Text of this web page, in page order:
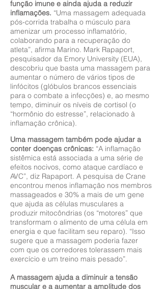
função imune e ainda ajuda a reduzir
inflamações. “Uma massagem adequada
pós-corrida trabalha o músculo para
amenizar um processo inflamatório,
colaborando para a recuperação do
atleta”, afirma Marino. Mark Rapaport,
pesquisador da Emory University (EUA),
descobriu que basta uma massagem para
aumentar o número de vários tipos de
linfócitos (glóbulos brancos essenciais
para o combate a infecções) e, ao mesmo
tempo, diminuir os níveis de cortisol (o
“hormônio do estresse”, relacionado à
inflamação crônica).
Uma massagem também pode ajudar a
conter doenças crônicas: “A inflamação
sistêmica está associada a uma série de
efeitos nocivos, como ataque cardíaco e
AVC”, diz Rapaport. A pesquisa de Crane
encontrou menos inflamação nos membros
massageados e 30% a mais de um gene
que ajuda as células musculares a
produzir mitocôndrias (os “motores” que
transformam o alimento de uma célula em
energia e que facilitam seu reparo). “Isso
sugere que a massagem poderia fazer
com que os corredores tolerassem mais
exercício e um treino mais pesado”.
A massagem ajuda a diminuir a tensão
muscular e a aumentar a amplitude dos